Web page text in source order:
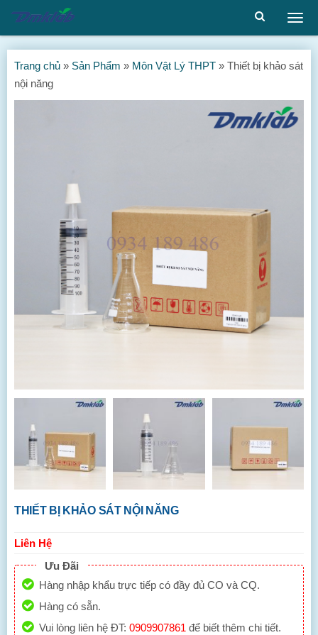
Trang chủ » Sản Phẩm » Môn Vật Lý THPT » Thiết bị khảo sát
nội năng
THIẾT BỊ KHẢO SÁT NỘI NĂNG
Liên Hệ
Ưu Đãi
Hàng nhập khẩu trực tiếp có đầy đủ CO và CQ.
Hàng có sẵn.
Vui lòng liên hệ ĐT: 0909907861 để biết thêm chi tiết.